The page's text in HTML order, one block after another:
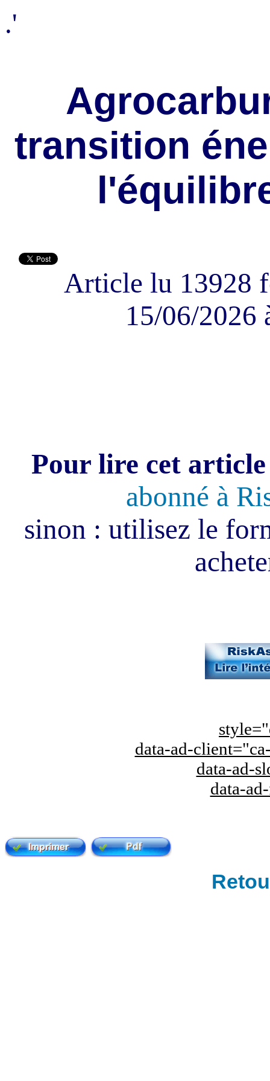
.'
transition
Article lu 13928
15/06/2026
Pour lire cet
abonné à
sinon : utilisez le
data-ad-
data-ad-
data-